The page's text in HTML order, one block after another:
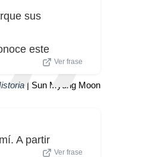
sus
este
Ver frase
| Sun Myung Moon
A partir
Ver frase